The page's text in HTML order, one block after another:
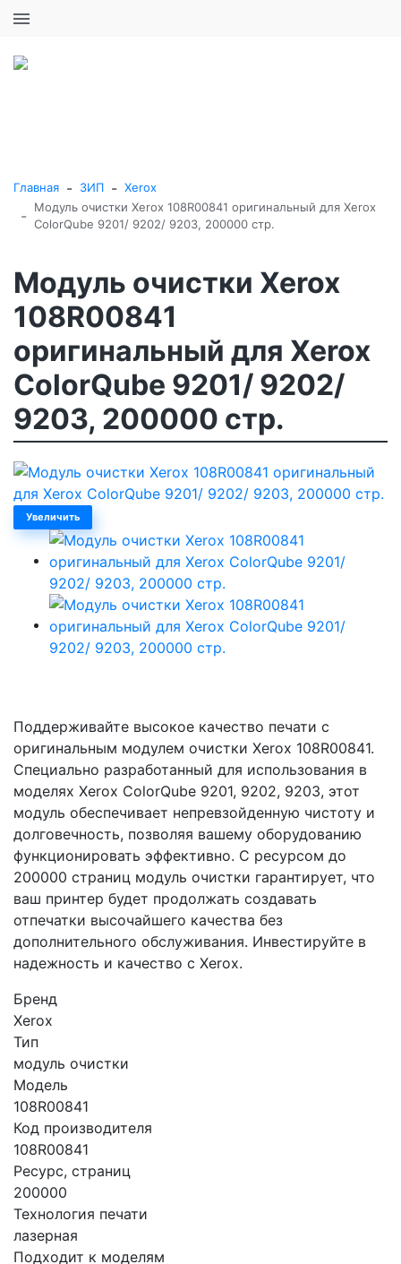
Главная - ЗИП - Xerox
-
Модуль очистки Xerox 108R00841 оригинальный для Xerox
ColorQube 9201/ 9202/ 9203, 200000 стр.
Модуль очистки Xerox
108R00841
оригинальный для Xerox
ColorQube 9201/ 9202/
9203, 200000 стр.
Увеличить
Поддерживайте высокое качество печати с
оригинальным модулем очистки Xerox 108R00841.
Специально разработанный для использования в
моделях Xerox ColorQube 9201, 9202, 9203, этот
модуль обеспечивает непревзойденную чистоту и
долговечность, позволяя вашему оборудованию
функционировать эффективно. С ресурсом до
200000 страниц модуль очистки гарантирует, что
ваш принтер будет продолжать создавать
отпечатки высочайшего качества без
дополнительного обслуживания. Инвестируйте в
надежность и качество с Xerox.
Бренд
Xerox
Тип
модуль очистки
Модель
108R00841
Код производителя
108R00841
Ресурс, страниц
200000
Технология печати
лазерная
Подходит к моделям